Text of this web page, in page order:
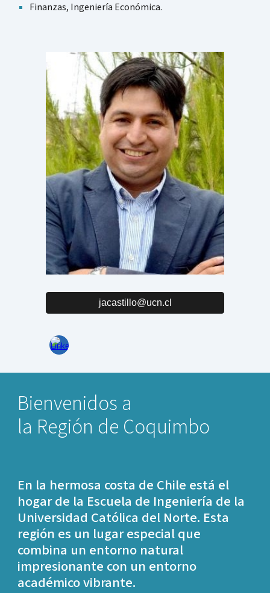
Finanzas, Ingeniería Económica.
jacastillo@ucn.cl
Bienvenidos a
la Región de Coquimbo
En la hermosa costa de Chile está el
hogar de la Escuela de Ingeniería de la
Universidad Católica del Norte. Esta
región es un lugar especial que
combina un entorno natural
impresionante con un entorno
académico vibrante.